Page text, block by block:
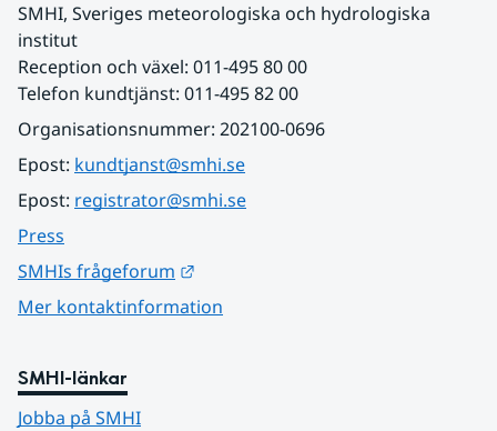
SMHI, Sveriges meteorologiska och hydrologiska
institut
Reception och växel: 011-495 80 00
Telefon kundtjänst: 011-495 82 00
Organisationsnummer: 202100-0696
Epost: kundtjanst@smhi.se
Epost: registrator@smhi.se
Press
SMHIs frågeforum
Mer kontaktinformation
SMHI-länkar
Jobba på SMHI